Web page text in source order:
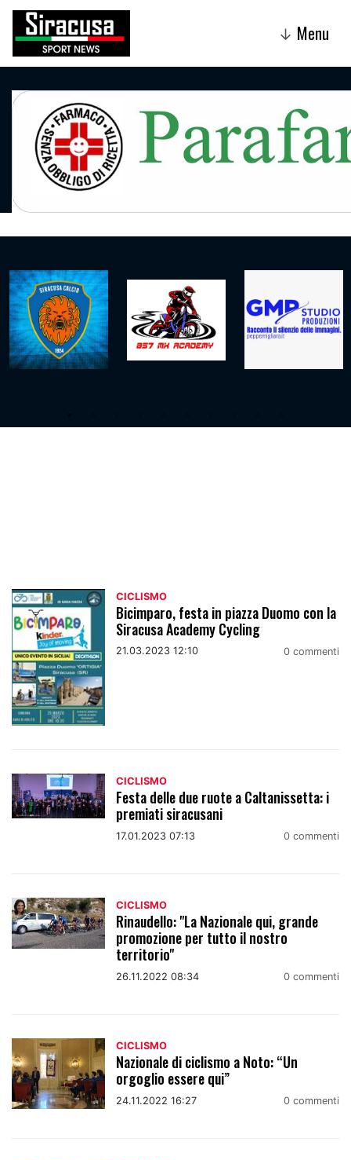
↓ Menu
CICLISMO
Bicimparo, festa in piazza Duomo con la
Siracusa Academy Cycling
21.03.2023 12:10 0 commenti
CICLISMO
Festa delle due ruote a Caltanissetta: i
premiati siracusani
17.01.2023 07:13 0 commenti
CICLISMO
Rinaudello: "La Nazionale qui, grande
promozione per tutto il nostro
territorio"
26.11.2022 08:34 0 commenti
CICLISMO
Nazionale di ciclismo a Noto: “Un
orgoglio essere qui”
24.11.2022 16:27 0 commenti